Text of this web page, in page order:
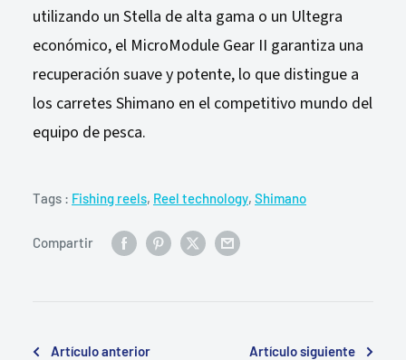
utilizando un Stella de alta gama o un Ultegra
económico, el MicroModule Gear II garantiza una
recuperación suave y potente, lo que distingue a
los carretes Shimano en el competitivo mundo del
equipo de pesca.
Tags : Fishing reels, Reel technology, Shimano
Compartir
Artículo anterior Artículo siguiente